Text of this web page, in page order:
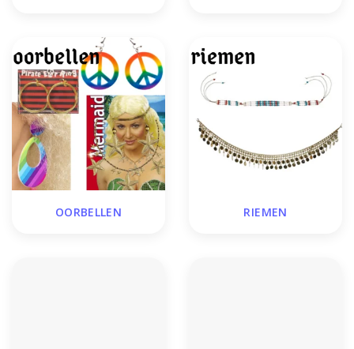
OORBELLEN RIEMEN